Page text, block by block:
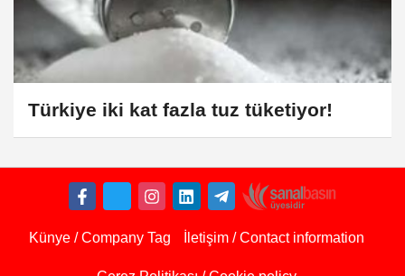
Türkiye iki kat fazla tuz tüketiyor!
Künye / Company Tag İletişim / Contact information